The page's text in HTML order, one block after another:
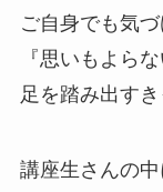
ご自身でも気
『思いもよら
足を踏み出す
講座生さんの